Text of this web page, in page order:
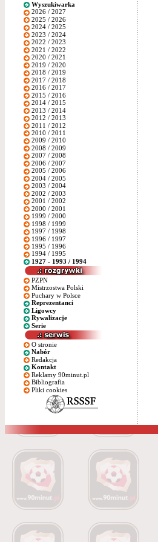
Wyszukiwarka
2026 / 2027
2025 / 2026
2024 / 2025
2023 / 2024
2022 / 2023
2021 / 2022
2020 / 2021
2019 / 2020
2018 / 2019
2017 / 2018
2016 / 2017
2015 / 2016
2014 / 2015
2013 / 2014
2012 / 2013
2011 / 2012
2010 / 2011
2009 / 2010
2008 / 2009
2007 / 2008
2006 / 2007
2005 / 2006
2004 / 2005
2003 / 2004
2002 / 2003
2001 / 2002
2000 / 2001
1999 / 2000
1998 / 1999
1997 / 1998
1996 / 1997
1995 / 1996
1994 / 1995
1927 - 1993 / 1994
PZPN
Mistrzostwa Polski
Puchary w Polsce
Reprezentanci
Ligowcy
Rywalizacje
Serie
O stronie
Nabór
Redakcja
Kontakt
Reklamy 90minut.pl
Bibliografia
Pliki cookies